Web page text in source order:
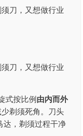
式按比例 由内而外
剃须死角。刀头
达，剃须过程干净